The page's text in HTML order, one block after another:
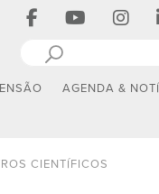
AGENDA &
CIENTÍFICOS